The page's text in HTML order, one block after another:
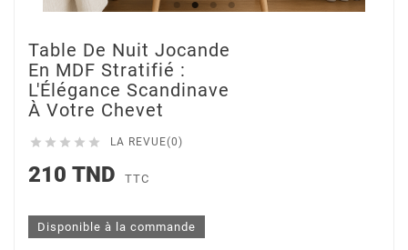
Table De Nuit Jocande
En MDF Stratifié :
L'Élégance Scandinave
À Votre Chevet
     LA REVUE(0)
210 TND TTC
Disponible à la commande